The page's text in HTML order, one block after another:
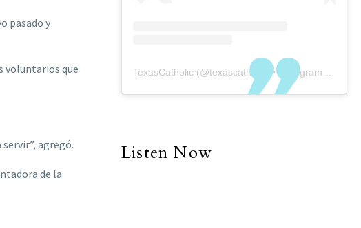
pasado y
voluntarios que
agregó.
de la
TexasCatholic (@texascatholic ) • Instagram photos and videos
Listen Now